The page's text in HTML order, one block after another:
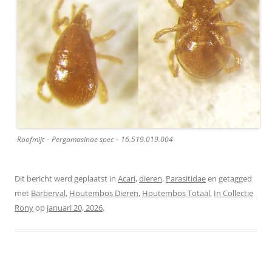
Roofmijt – Pergamasinae spec – 16.519.019.004
Dit bericht werd geplaatst in Acari,dieren, Parasitidaeen getagged
met Barberval, Houtembos Dieren, Houtembos Totaal, In Collectie
Ronyop januari 20, 2026.